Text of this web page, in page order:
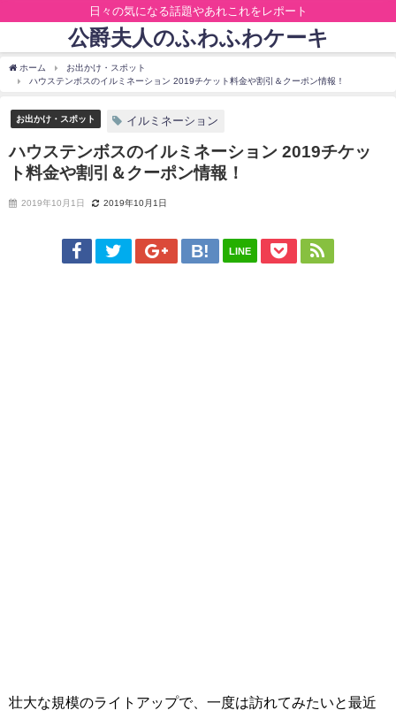
日々の気になる話題やあれこれをレポート
公爵夫人のふわふわケーキ
ホーム
お出かけ・スポット
ハウステンボスのイルミネーション 2019チケット料金や割引＆クーポン情報！
お出かけ・スポット イルミネーション
ハウステンボスのイルミネーション 2019チケッ
ト料金や割引＆クーポン情報！
2019年10月1日 2019年10月1日
LINE
壮大な規模のライトアップで、一度は訪れてみたいと最近